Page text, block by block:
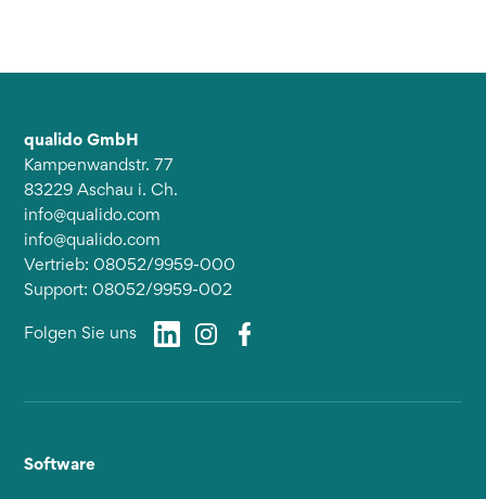
qualido GmbH
Kampenwandstr. 77
83229 Aschau i. Ch.
info@qualido.com
info@qualido.com
Vertrieb: 08052/9959-000
Support: 08052/9959-002
Folgen Sie uns
Software